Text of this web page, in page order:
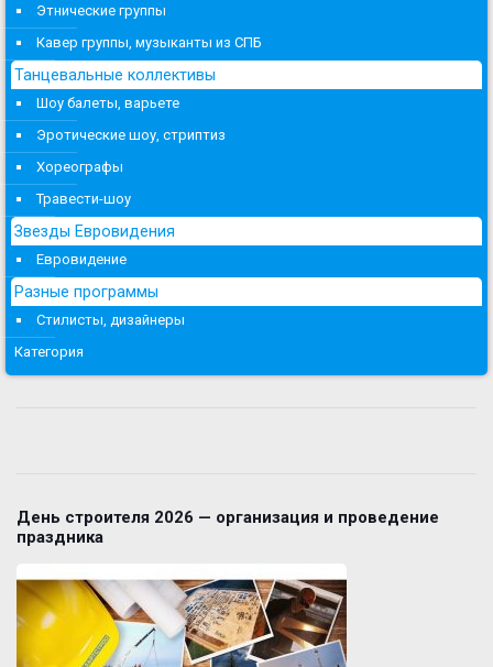
Этнические группы
Кавер группы, музыканты из СПБ
Танцевальные коллективы
Шоу балеты, варьете
Эротические шоу, стриптиз
Хореографы
Травести-шоу
Звезды Евровидения
Евровидение
Разные программы
Стилисты, дизайнеры
Категория
День строителя 2026 — организация и проведение
праздника